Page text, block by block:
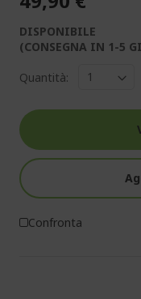
DISPONIBILE
(CONSEGNA IN 1-5
Quantità:
Confronta